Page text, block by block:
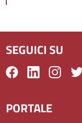
SEGUICI SU
PORTALE